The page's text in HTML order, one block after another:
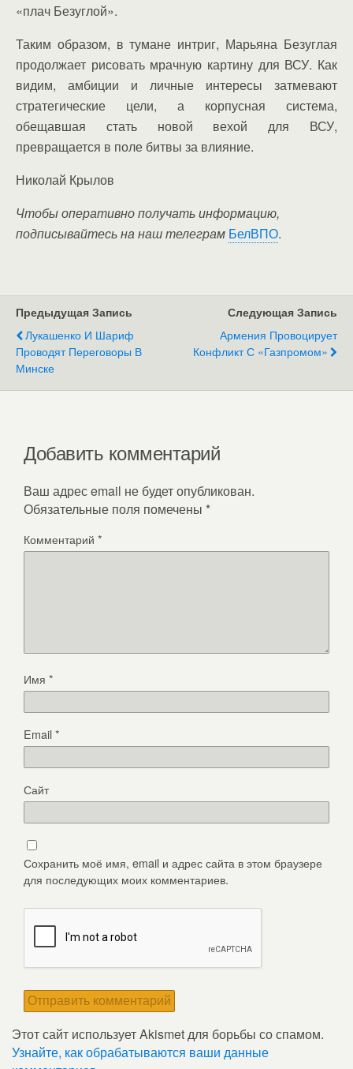
«плач Безуглой».
Таким образом, в тумане интриг, Марьяна Безуглая
продолжает рисовать мрачную картину для ВСУ. Как
видим, амбиции и личные интересы затмевают
стратегические цели, а корпусная система,
обещавшая стать новой вехой для ВСУ,
превращается в поле битвы за влияние.
Николай Крылов
Чтобы оперативно получать информацию,
подписывайтесь на наш телеграм БелВПО.
Предыдущая Запись
Лукашенко И Шариф
Проводят Переговоры В
Минске
Следующая Запись
Армения Провоцирует
Конфликт С «Газпромом»
Добавить комментарий
Ваш адрес email не будет опубликован.
Обязательные поля помечены *
Комментарий *
Имя *
Email*
Сайт
Сохранить моё имя, email и адрес сайта в этом браузере
для последующих моих комментариев.
Этот сайт использует Akismet для борьбы со спамом.
Узнайте, как обрабатываются ваши данные